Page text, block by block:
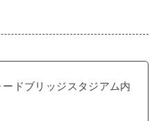
ードブリッジスタジアム内